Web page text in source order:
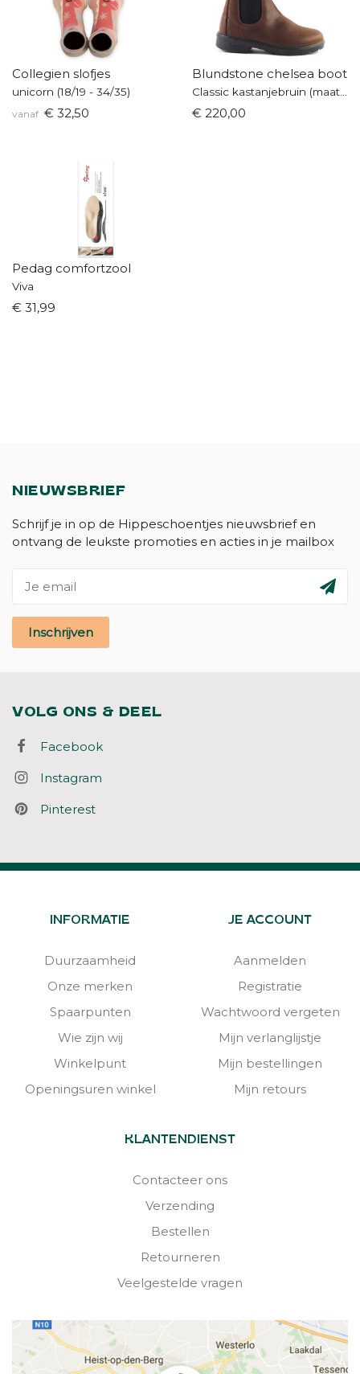
Collegien slofjes
unicorn (18/19 - 34/35)
vanaf € 32,50
Blundstone chelsea boot
Classic kastanjebruin (maat 36-42)
€ 220,00
Pedag comfortzool
Viva
€ 31,99
NIEUWSBRIEF
Schrijf je in op de Hippeschoentjes nieuwsbrief en
ontvang de leukste promoties en acties in je mailbox
Inschrijven
VOLG ONS & DEEL
Facebook
Instagram
Pinterest
INFORMATIE
Duurzaamheid
Onze merken
Spaarpunten
Wie zijn wij
Winkelpunt
Openingsuren winkel
JE ACCOUNT
Aanmelden
Registratie
Wachtwoord vergeten
Mijn verlanglijstje
Mijn bestellingen
Mijn retours
KLANTENDIENST
Contacteer ons
Verzending
Bestellen
Retourneren
Veelgestelde vragen